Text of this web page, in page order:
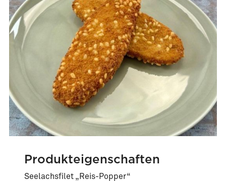
Produkteigenschaften
Seelachsfilet „Reis-Popper“